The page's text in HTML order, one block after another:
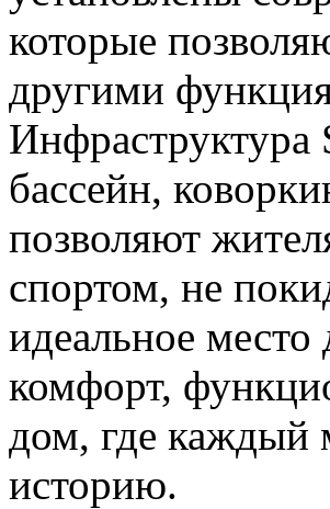
которые
другими
Инфраструктура
бассейн,
позволяют
спортом, не
идеальное
комфорт,
дом, где каждый
историю.